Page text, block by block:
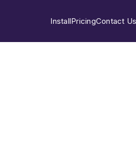
InstallPricingContact